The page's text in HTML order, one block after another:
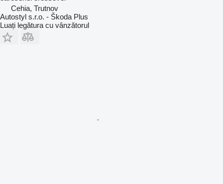
Cehia, Trutnov
Autostyl s.r.o. - Škoda Plus
Luați legătura cu vânzătorul